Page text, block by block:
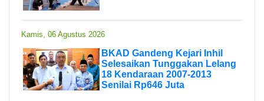
Kamis, 06 Agustus 2026
BKAD Gandeng Kejari Inhil
Selesaikan Tunggakan Lelang
18 Kendaraan 2007-2013
Senilai Rp646 Juta